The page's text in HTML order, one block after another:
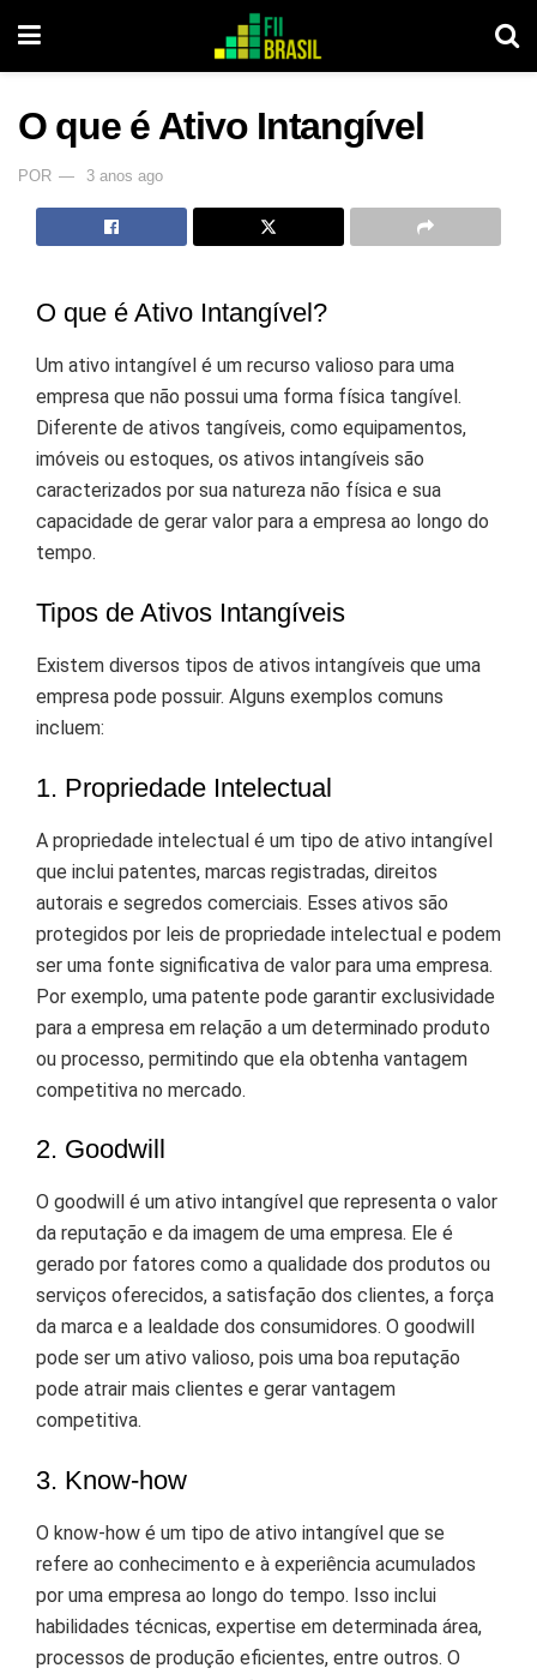
O que é Ativo Intangível
POR 3 anos ago
O que é Ativo Intangível?
Um ativo intangível é um recurso valioso para uma
empresa que não possui uma forma física tangível.
Diferente de ativos tangíveis, como equipamentos,
imóveis ou estoques, os ativos intangíveis são
caracterizados por sua natureza não física e sua
capacidade de gerar valor para a empresa ao longo do
tempo.
Tipos de Ativos Intangíveis
Existem diversos tipos de ativos intangíveis que uma
empresa pode possuir. Alguns exemplos comuns
incluem:
1. Propriedade Intelectual
A propriedade intelectual é um tipo de ativo intangível
que inclui patentes, marcas registradas, direitos
autorais e segredos comerciais. Esses ativos são
protegidos por leis de propriedade intelectual e podem
ser uma fonte significativa de valor para uma empresa.
Por exemplo, uma patente pode garantir exclusividade
para a empresa em relação a um determinado produto
ou processo, permitindo que ela obtenha vantagem
competitiva no mercado.
2. Goodwill
O goodwill é um ativo intangível que representa o valor
da reputação e da imagem de uma empresa. Ele é
gerado por fatores como a qualidade dos produtos ou
serviços oferecidos, a satisfação dos clientes, a força
da marca e a lealdade dos consumidores. O goodwill
pode ser um ativo valioso, pois uma boa reputação
pode atrair mais clientes e gerar vantagem
competitiva.
3. Know-how
O know-how é um tipo de ativo intangível que se
refere ao conhecimento e à experiência acumulados
por uma empresa ao longo do tempo. Isso inclui
habilidades técnicas, expertise em determinada área,
processos de produção eficientes, entre outros. O